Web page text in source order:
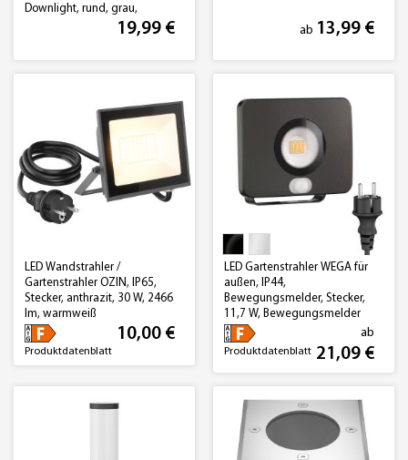
Downlight, rund, grau,
125mm Ø, warmweiß19,99 € ab 13,99 €
LED Wandstrahler /
Gartenstrahler OZIN, IP65,
Stecker, anthrazit, 30 W, 2466
lm, warmweiß
Produktdatenblatt
10,00 €
LED Gartenstrahler WEGA für
außen, IP44,
Bewegungsmelder, Stecker,
11,7 W, Bewegungsmelder
(Lichtfarbe, Farbe wählbar)
Produktdatenblatt
ab
21,09 €